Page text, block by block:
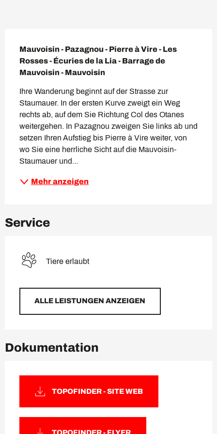
Mauvoisin - Pazagnou - Pierre à Vire - Les
Rosses - Écuries de la Lia - Barrage de
Mauvoisin - Mauvoisin
Ihre Wanderung beginnt auf der Strasse zur
Staumauer. In der ersten Kurve zweigt ein Weg
rechts ab, auf dem Sie Richtung Col des Otanes
weitergehen. In Pazagnou zweigen Sie links ab und
setzen Ihren Aufstieg bis Pierre à Vire weiter, von
wo Sie eine herrliche Sicht auf die Mauvoisin-
Staumauer und...
Mehr anzeigen
Service
Tiere erlaubt
ALLE LEISTUNGEN ANZEIGEN
Dokumentation
TOPOFINDER - SITE WEB